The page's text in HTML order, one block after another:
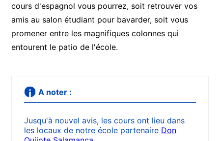
cours d'espagnol vous pourrez, soit retrouver vos
amis au salon étudiant pour bavarder, soit vous
promener entre les magnifiques colonnes qui
entourent le patio de l'école.
A noter :
Jusqu'à nouvel avis, les cours ont lieu dans
les locaux de notre école partenaire Don